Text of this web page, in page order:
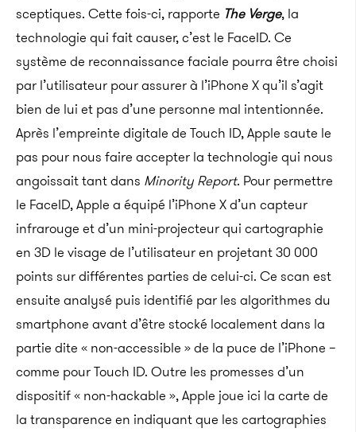
sceptiques. Cette fois-ci, rapporte The Verge, la
technologie qui fait causer, c’est le FaceID. Ce
système de reconnaissance faciale pourra être choisi
par l’utilisateur pour assurer à l’iPhone X qu’il s’agit
bien de lui et pas d’une personne mal intentionnée.
Après l’empreinte digitale de Touch ID, Apple saute le
pas pour nous faire accepter la technologie qui nous
angoissait tant dans Minority Report. Pour permettre
le FaceID, Apple a équipé l’iPhone X d’un capteur
infrarouge et d’un mini-projecteur qui cartographie
en 3D le visage de l’utilisateur en projetant 30 000
points sur différentes parties de celui-ci. Ce scan est
ensuite analysé puis identifié par les algorithmes du
smartphone avant d’être stocké localement dans la
partie dite « non-accessible » de la puce de l’iPhone –
comme pour Touch ID. Outre les promesses d’un
dispositif « non-hackable », Apple joue ici la carte de
la transparence en indiquant que les cartographies